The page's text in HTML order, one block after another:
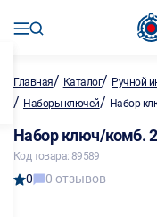
Главная/ Каталог/ Ручной
/ Наборы ключей/ Набор
Набор ключ/комб.
Код товара: 89589
0 0 отзывов